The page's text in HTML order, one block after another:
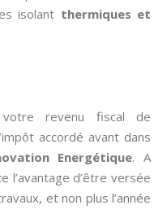
isolant thermiques et
revenu fiscal de
accordé avant dans
Energétique. A
l’avantage d’être versée
et non plus l’année